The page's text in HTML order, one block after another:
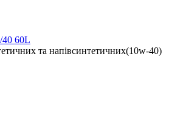
60L
та напівсинтетичних(10w-40)